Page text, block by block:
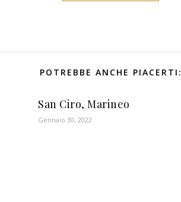
POTREBBE ANCHE PIACERTI:
San Ciro, Marineo
Gennaio 30, 2022